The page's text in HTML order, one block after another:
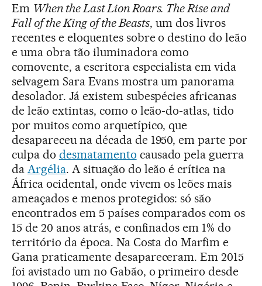
Em When the Last Lion Roars. The Rise and
Fall of the King of the Beasts, um dos livros
recentes e eloquentes sobre o destino do leão
e uma obra tão iluminadora como
comovente, a escritora especialista em vida
selvagem Sara Evans mostra um panorama
desolador. Já existem subespécies africanas
de leão extintas, como o leão-do-atlas, tido
por muitos como arquetípico, que
desapareceu na década de 1950, em parte por
culpa do desmatamento causado pela guerra
da Argélia. A situação do leão é crítica na
África ocidental, onde vivem os leões mais
ameaçados e menos protegidos: só são
encontrados em 5 países comparados com os
15 de 20 anos atrás, e confinados em 1% do
território da época. Na Costa do Marfim e
Gana praticamente desapareceram. Em 2015
foi avistado um no Gabão, o primeiro desde